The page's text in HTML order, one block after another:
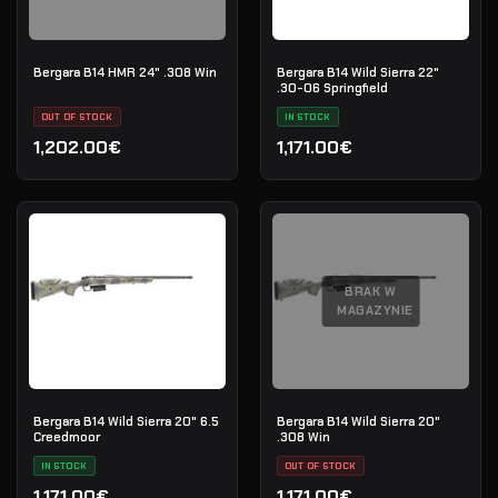
Bergara B14 HMR 24" .308 Win
OUT OF STOCK
1,202.00€
Bergara B14 Wild Sierra 22"
.30-06 Springfield
IN STOCK
1,171.00€
Bergara B14 Wild Sierra 20" 6.5
Creedmoor
IN STOCK
BRAK W
MAGAZYNIE
Bergara B14 Wild Sierra 20"
.308 Win
OUT OF STOCK